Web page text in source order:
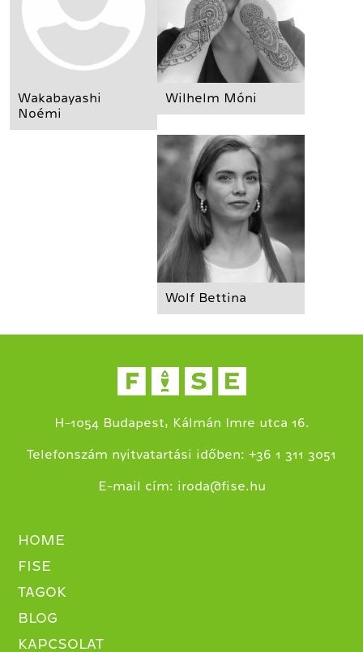
Wakabayashi
Noémi
Wilhelm Móni
Wolf Bettina
H-1054 Budapest, Kálmán Imre utca 16.
Telefonszám nyitvatartási időben: +36 1 311 3051
E-mail cím: iroda@fise.hu
HOME
FISE
TAGOK
BLOG
KAPCSOLAT